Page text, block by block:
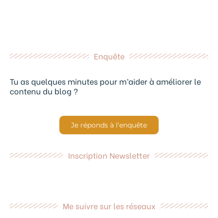
Enquête
Tu as quelques minutes pour m’aider à améliorer le
contenu du blog ?
Je réponds à l'enquête
Inscription Newsletter
Me suivre sur les réseaux